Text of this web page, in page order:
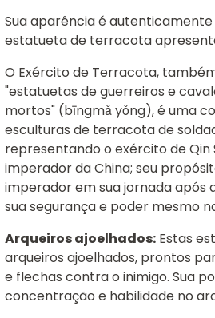
Sua aparência é
estatueta de terracota
O Exército de Terracota,
"estatuetas de guerreiros e
mortos" (bīngmǎ yǒng), é uma
esculturas de terracota de
representando o exército de Qin
imperador da China; seu
imperador em sua jornada após
sua segurança e poder mesmo
Arqueiros ajoelhados: Estas
arqueiros ajoelhados, prontos
e flechas contra o inimigo. Sua
concentração e habilidade no